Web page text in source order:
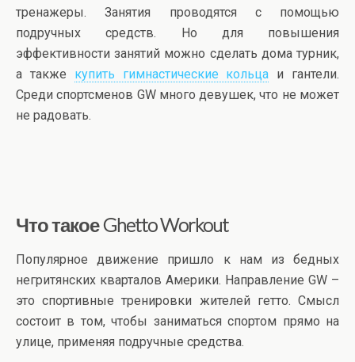
тренажеры. Занятия проводятся с помощью
подручных средств. Но для повышения
эффективности занятий можно сделать дома турник,
а также купить гимнастические кольца и гантели.
Среди спортсменов GW много девушек, что не может
не радовать.
Что такое Ghetto Workout
Популярное движение пришло к нам из бедных
негритянских кварталов Америки. Направление GW –
это спортивные тренировки жителей гетто. Смысл
состоит в том, чтобы заниматься спортом прямо на
улице, применяя подручные средства.